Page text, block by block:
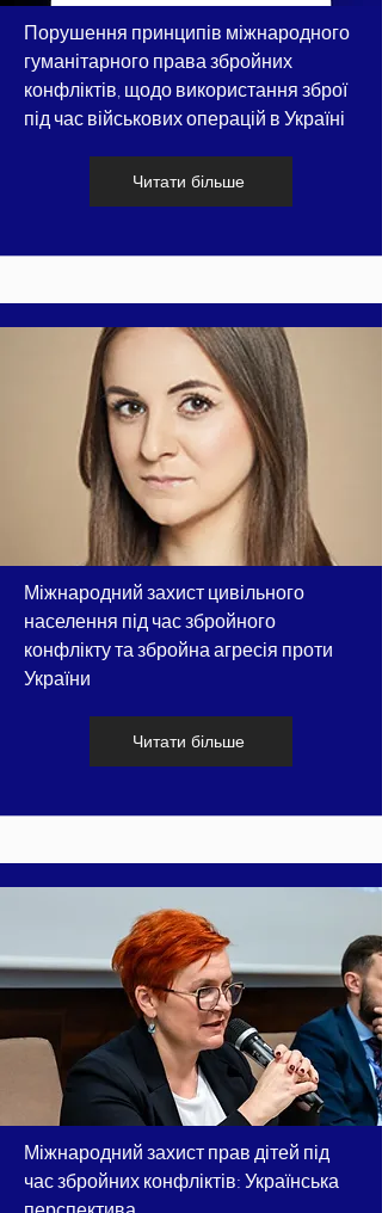
Порушення принципів міжнародного
гуманітарного права збройних
конфліктів, щодо використання зброї
під час військових операцій в Україні
Читати більше
Міжнародний захист цивільного
населення під час збройного
конфлікту та збройна агресія проти
України
Читати більше
Міжнародний захист прав дітей під
час збройних конфліктів: Українська